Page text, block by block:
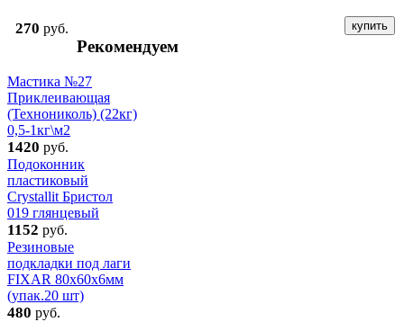
270 руб.
Рекомендуем
Мастика №27
Приклеивающая
(Технониколь) (22кг)
0,5-1кг\м2
1420 руб.
Подоконник
пластиковый
Crystallit Бристол
019 глянцевый
1152 руб.
Резиновые
подкладки под лаги
FIXAR 80х60х6мм
(упак.20 шт)
480 руб.